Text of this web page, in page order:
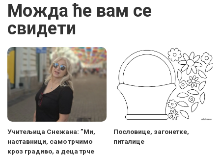
Можда ће вам се
свидети
Учитељица Снежана: ”Ми,
наставници, само трчимо
кроз градиво, а деца трче
Пословице, загонетке,
питалице